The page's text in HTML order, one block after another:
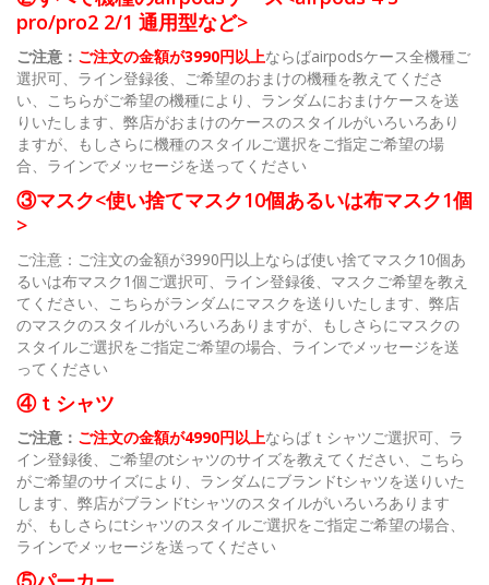
pro/pro2 2/1 通用型など>
ご注意： ご注文の金額が3990円以上ならばairpodsケース全機種ご
選択可、ライン登録後、ご希望のおまけの機種を教えてくださ
い、こちらがご希望の機種により、ランダムにおまけケースを送
りいたします、弊店がおまけのケースのスタイルがいろいろあり
ますが、もしさらに機種のスタイルご選択をご指定ご希望の場
合、ラインでメッセージを送ってください
③マスク<使い捨てマスク10個あるいは布マスク1個
>
ご注意：ご注文の金額が3990円以上ならば使い捨てマスク10個あ
るいは布マスク1個ご選択可、ライン登録後、マスクご希望を教え
てください、こちらがランダムにマスクを送りいたします、弊店
のマスクのスタイルがいろいろありますが、もしさらにマスクの
スタイルご選択をご指定ご希望の場合、ラインでメッセージを送
ってください
④ｔシャツ
ご注意： ご注文の金額が4990円以上ならばｔシャツご選択可、ラ
イン登録後、ご希望のtシャツのサイズを教えてください、こちら
がご希望のサイズにより、ランダムにブランドtシャツを送りいた
します、弊店がブランドtシャツのスタイルがいろいろあります
が、もしさらにtシャツのスタイルご選択をご指定ご希望の場合、
ラインでメッセージを送ってください